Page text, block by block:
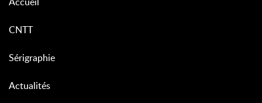
Accueil
CNTT
Sérigraphie
Actualités